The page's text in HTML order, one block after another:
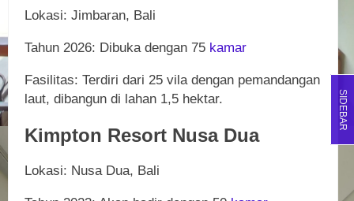
Lokasi: Jimbaran, Bali
Tahun 2026: Dibuka dengan 75 kamar
Fasilitas: Terdiri dari 25 vila dengan pemandangan
laut, dibangun di lahan 1,5 hektar.
Kimpton Resort Nusa Dua
Lokasi: Nusa Dua, Bali
SIDEBAR